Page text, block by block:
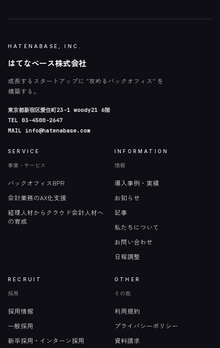
HATENABASE, INC.
はてなベース株式会社
成長するスタートアップに "攻めるバックオフィス" を
構築する。
東京都新宿区愛住町23-1 woody21 6階
TEL 03-4500-2647
MAIL info@hatenabase.com
SERVICE
事業・サービス
バックオフィスBPR
会計業務のAX化支援
経理人材からクラウド会計人材へ
の育成
INFORMATION
情報
導入事例・実績
お知らせ
記事
私たちについて
お問い合わせ
日程調整
RECRUIT
採用
採用情報
一般採用
新卒採用・インターン採用
OTHER
その他
利用規約
プライバシーポリシー
資料請求